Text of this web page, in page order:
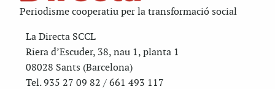
Periodisme cooperatiu per la transformació social
La Directa SCCL
Riera d’Escuder, 38, nau 1, planta 1
08028 Sants (Barcelona)
Tel. 935 27 09 82 / 661 493 117